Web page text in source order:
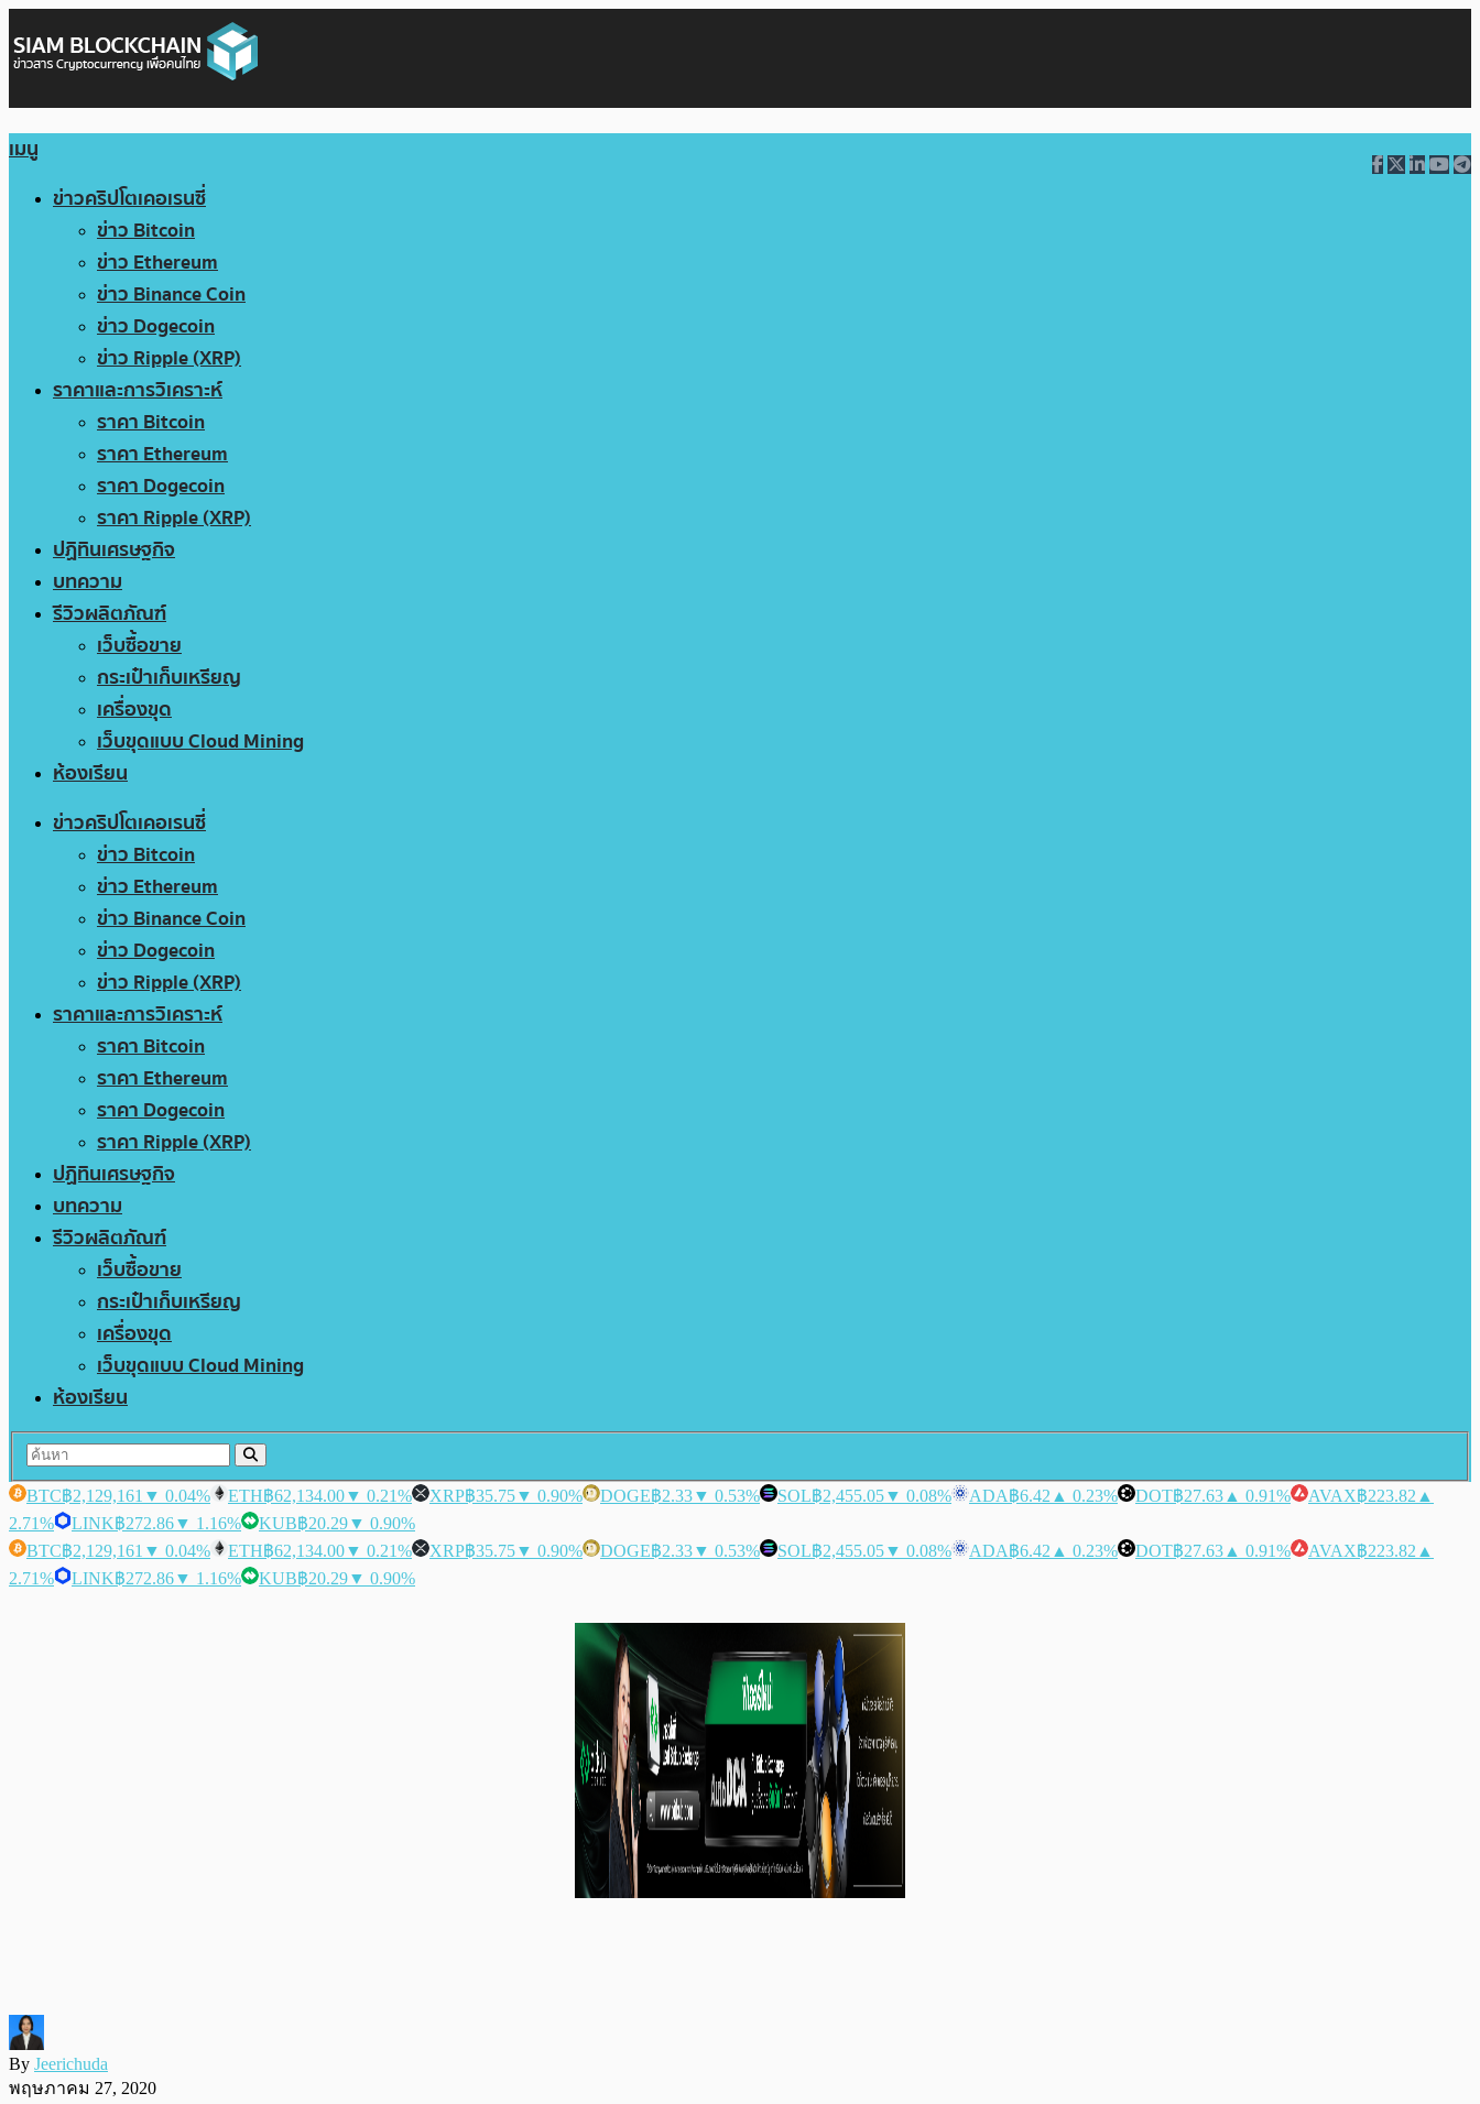
เมนู
ข่าวคริปโตเคอเรนซี่
ข่าว Bitcoin
ข่าว Ethereum
ข่าว Binance Coin
ข่าว Dogecoin
ข่าว Ripple (XRP)
ราคาและการวิเคราะห์
ราคา Bitcoin
ราคา Ethereum
ราคา Dogecoin
ราคา Ripple (XRP)
ปฏิทินเศรษฐกิจ
บทความ
รีวิวผลิตภัณฑ์
เว็บซื้อขาย
กระเป๋าเก็บเหรียญ
เครื่องขุด
เว็บขุดแบบ Cloud Mining
ห้องเรียน
ข่าวคริปโตเคอเรนซี่
ข่าว Bitcoin
ข่าว Ethereum
ข่าว Binance Coin
ข่าว Dogecoin
ข่าว Ripple (XRP)
ราคาและการวิเคราะห์
ราคา Bitcoin
ราคา Ethereum
ราคา Dogecoin
ราคา Ripple (XRP)
ปฏิทินเศรษฐกิจ
บทความ
รีวิวผลิตภัณฑ์
เว็บซื้อขาย
กระเป๋าเก็บเหรียญ
เครื่องขุด
เว็บขุดแบบ Cloud Mining
ห้องเรียน
BTC฿2,129,161 ▼ 0.04% ETH฿62,134.00▼ 0.21% XRP฿35.75▼ 0.90% DOGE฿2.33▼ 0.53% SOL฿2,455.05▼ 0.08% ADA฿6.42 ▲ 0.23% DOT฿27.63 ▲ 0.91% AVAX฿223.82 ▲
2.71%
LINK฿272.86▼ 1.16% KUB฿20.29▼ 0.90%
BTC฿2,129,161 ▼ 0.04% ETH฿62,134.00▼ 0.21% XRP฿35.75▼ 0.90% DOGE฿2.33▼ 0.53% SOL฿2,455.05▼ 0.08% ADA฿6.42 ▲ 0.23% DOT฿27.63 ▲ 0.91% AVAX฿223.82 ▲
2.71%
LINK฿272.86▼ 1.16% KUB฿20.29▼ 0.90%
By Jeerichuda
พฤษภาคม 27, 2020